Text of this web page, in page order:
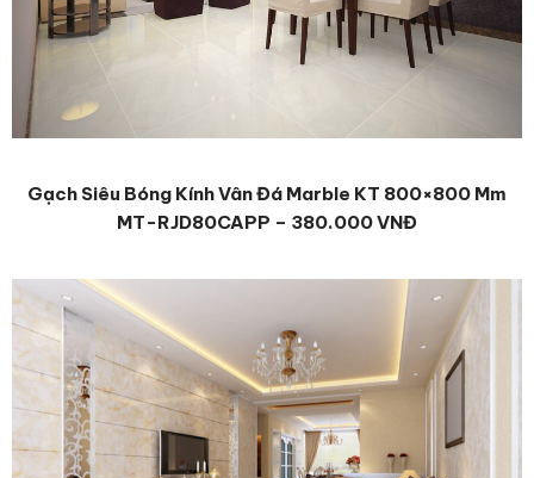
Gạch Siêu Bóng Kính Vân Đá Marble KT 800×800 Mm
MT-RJD80CAPP – 380.000 VNĐ